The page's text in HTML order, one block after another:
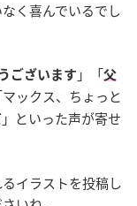
く喜んでいるでし
ございます 」「父
マックス、ちょっと
」といった声が寄せ
イラストを投稿し